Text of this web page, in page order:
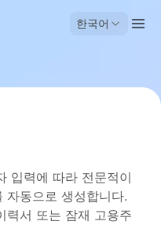
한국어
입력에 따라 전문적이
자동으로 생성합니다.
력서 또는 잠재 고용주